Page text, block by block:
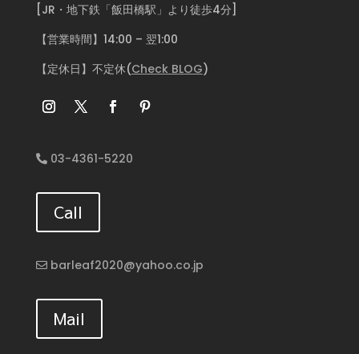
[JR・地下鉄「飯田橋駅」より徒歩4分]
【営業時間】14:00 – 翌1:00
【定休日】不定休(Check BLOG)
03-4361-5220
Call
barleaf2020@yahoo.co.jp
Mail